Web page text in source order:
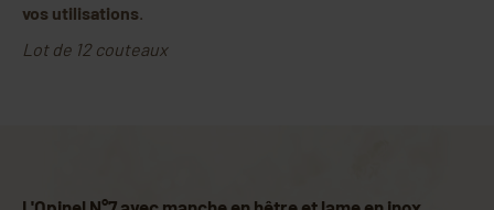
vos utilisations.
Lot de 12 couteaux